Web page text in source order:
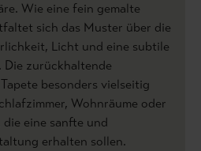
Wie eine fein gemalte
sich das Muster über die
Licht und eine subtile
Die zurückhaltende
besonders vielseitig
Wohnräume oder
eine sanfte und
erhalten sollen.